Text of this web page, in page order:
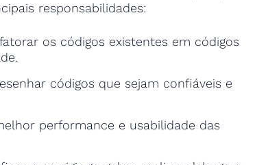
responsabilidades:
os códigos existentes em códigos
códigos que sejam confiáveis e
performance e usabilidade das